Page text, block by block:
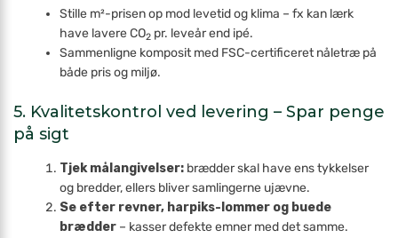
Stille m²-prisen op mod levetid og klima – fx kan lærk
have lavere CO2 pr. leveår end ipé.
Sammenligne komposit med FSC-certificeret nåletræ på
både pris og miljø.
5. Kvalitets­kontrol ved levering – Spar penge
på sigt
Tjek målangivelser: brædder skal have ens tykkelser
og bredder, ellers bliver samlingerne ujævne.
Se efter revner, harpiks-lommer og buede
brædder – kasser defekte emner med det samme.